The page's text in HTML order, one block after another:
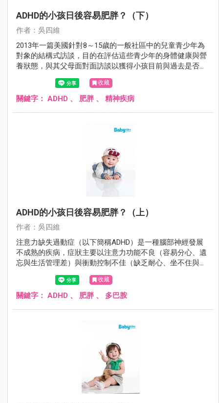
ADHD的小孩日後容易肥胖？（下）
作者：吳四維
2013年一篇美國針對8～15歲的一般社區中的兒童青少年為
對象的結構式訪談，目的在評估這些青少年的身體健康與營
養狀態，與其父母面對面訪談以獲得小孩目前與過去是否有
ADHD、目前是否有使用藥物來治療ADHD等資料，發現這些
完成評估的3050個8～15歲兒童青少年中：
收藏
關鍵字： ADHD 、 肥胖、 精神疾病
ADHD的小孩日後容易肥胖？（上）
作者：吳四維
注意力缺失過動症（以下簡稱ADHD）是一種腦部神經發展
不成熟的疾病，症狀主要以注意力功能不良（容易分心、遺
忘與生活管理差）與衝動控制不佳（缺乏耐心、坐不住與控
制不住行為）來表現，若未經治療常嚴重且長期影響小孩未
來的學習成就、人際關係與人格發展。患者通常自學齡前就
開始現症狀，且有40％的患者症狀會持續到成人，儘早提供
收藏
關鍵字： ADHD 、 肥胖、 多巴胺